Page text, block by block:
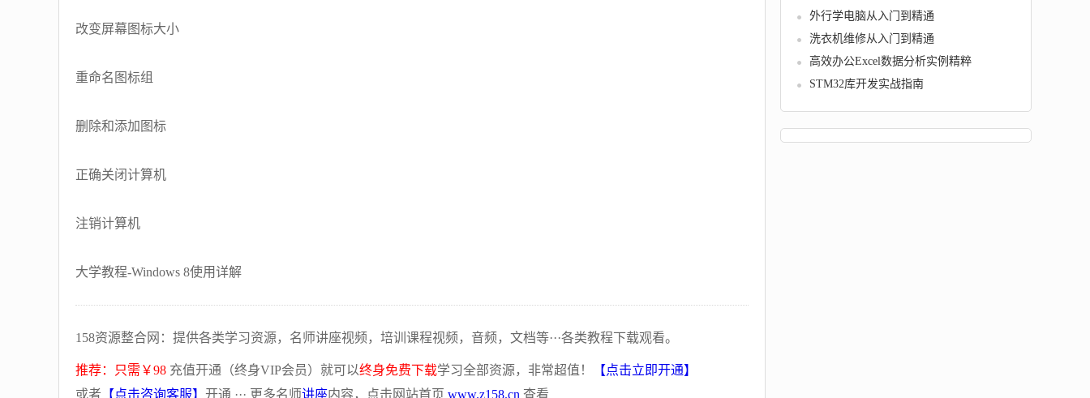
改变屏幕图标大小
重命名图标组
删除和添加图标
正确关闭计算机
注销计算机
大学教程-Windows 8使用详解
158资源整合网：提供各类学习资源，名师讲座视频，培训课程视频，音频，文档等···各类教程下载观看。
推荐：只需￥98 充值开通（终身VIP会员）就可以终身免费下载学习全部资源，非常超值！
【点击立即开通】
或者 【点击咨询客服】 开通 ··· 更多名师讲座内容，点击网站首页 www.z158.cn 查看
外行学电脑从入门到精通
洗衣机维修从入门到精通
高效办公Excel数据分析实例精粹
STM32库开发实战指南